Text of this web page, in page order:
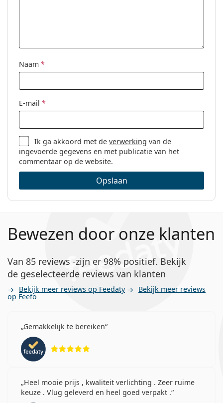
Naam *
E-mail *
Ik ga akkoord met deverwerking van de
ingevoerde gegevens en met publicatie van het
commentaar op de website.
Opslaan
Bewezen door onze klanten
Van 85 reviews -zijn er 98% positief. Bekijk
de geselecteerde reviews van klanten
Bekijk meer reviews op Feedaty Bekijk meer reviews
op Feefo
Gemakkelijk te bereiken
Heel mooie prijs , kwaliteit verlichting . Zeer ruime
keuze . Vlug geleverd en heel goed verpakt .